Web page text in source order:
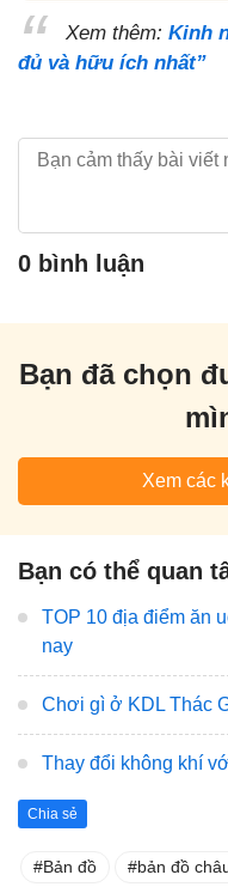
Xem thêm: Kinh
đủ và hữu ích nhất”
0 bình luận
Bạn đã chọn
Xem các
Bạn có thể quan
TOP 10 địa điểm ăn
nay
Chơi gì ở KDL Thác
Thay đổi không khí
Chia sẻ
Bản đồ bản đồ